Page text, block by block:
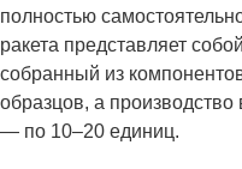
полностью
ракета представляет
собранный из
образцов, а
— по 10–20 единиц.